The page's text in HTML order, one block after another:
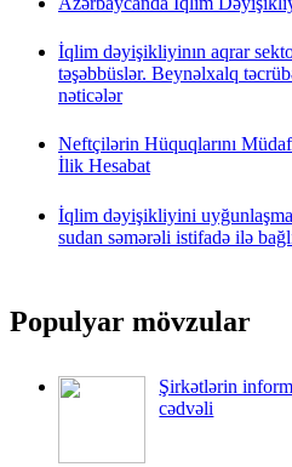
İqlim dəyişikliyinın aqrar
təşəbbüslər. Beynəlxalq
nəticələr
Neftçilərin Hüquqlarını
İlik Hesabat
İqlim dəyişikliyini
sudan səmərəli istifadə ilə
Populyar mövzular
Şirkətlərin
cədvəli